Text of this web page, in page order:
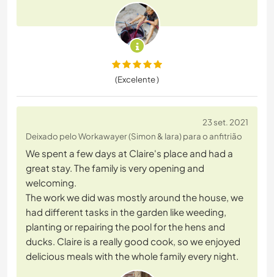
(Excelente )
23 set. 2021
Deixado pelo Workawayer (Simon & Iara) para o anfitrião
We spent a few days at Claire's place and had a
great stay. The family is very opening and
welcoming.
The work we did was mostly around the house, we
had different tasks in the garden like weeding,
planting or repairing the pool for the hens and
ducks. Claire is a really good cook, so we enjoyed
delicious meals with the whole family every night.